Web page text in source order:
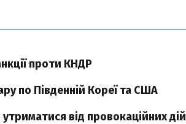
проти КНДР
по Південній Кореї та США
від провокаційних дій